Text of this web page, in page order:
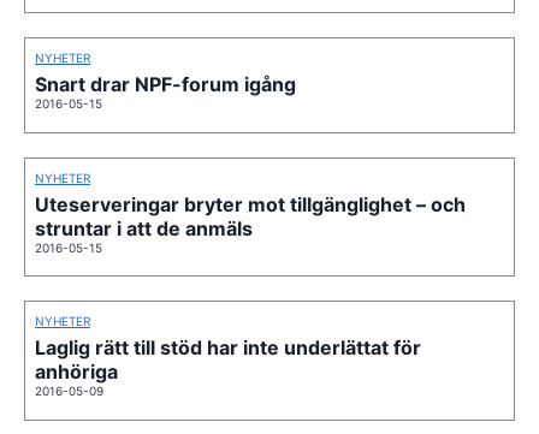
NYHETER
Snart drar NPF-forum igång
2016-05-15
NYHETER
Uteserveringar bryter mot tillgänglighet – och
struntar i att de anmäls
2016-05-15
NYHETER
Laglig rätt till stöd har inte underlättat för
anhöriga
2016-05-09